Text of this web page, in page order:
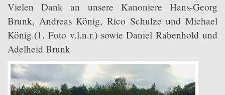
Vielen Dank an unsere Kanoniere Hans-Georg
Brunk, Andreas König, Rico Schulze und Michael
König.(1. Foto v.l.n.r.) sowie Daniel Rabenhold und
Adelheid Brunk